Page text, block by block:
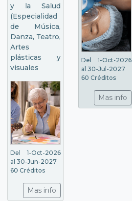
y la Salud
(Especialidad
de Música,
Danza, Teatro,
Artes
plásticas y
visuales
Del 1-Oct-2026
al 30-Jun-2027
60 Créditos
Mas info
Del 1-Oct-2026
al 30-Jul-2027
60 Créditos
Mas info